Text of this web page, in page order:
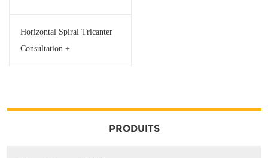
Horizontal Spiral Tricanter
Consultation +
PRODUITS